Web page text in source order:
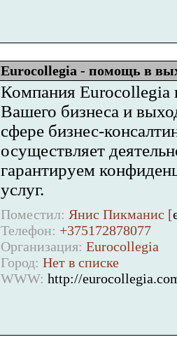
Еurocollegia - помощь в
Компания Eurocollegia
Вашего бизнеса и
сфере бизнес-
осуществляет
гарантируем
услуг.
Поместил: Янис Пикманис [
Телефон: +375172878077
Организация: Еurocollegia
Город: Нет в списке
WWW: http://